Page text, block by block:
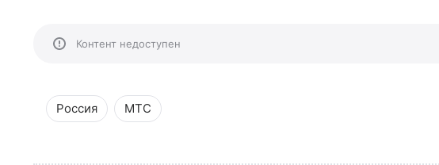
Контент недоступен
Россия МТС